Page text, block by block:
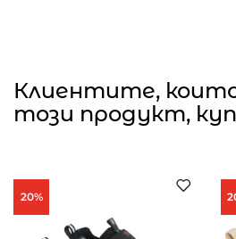
Клиентите,
този продукт,
20%